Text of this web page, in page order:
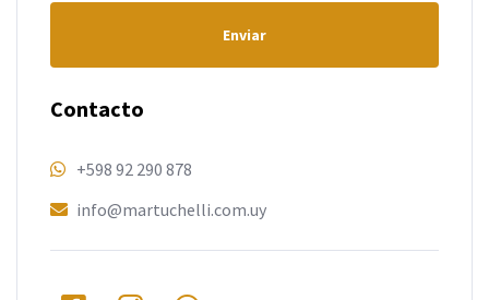
Enviar
Contacto
+598 92 290 878
info@martuchelli.com.uy